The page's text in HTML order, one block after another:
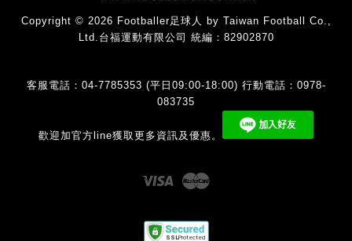
Copyright © 2026 Footballer足球人 by Taiwan Football Co.,
Ltd.台福運動有限公司 統編：82902870
客服電話：04-7785353 (平日09:00-18:00) 行動電話：0978-
083735
歡迎加官方line獲取更多資訊及優惠。
Visa